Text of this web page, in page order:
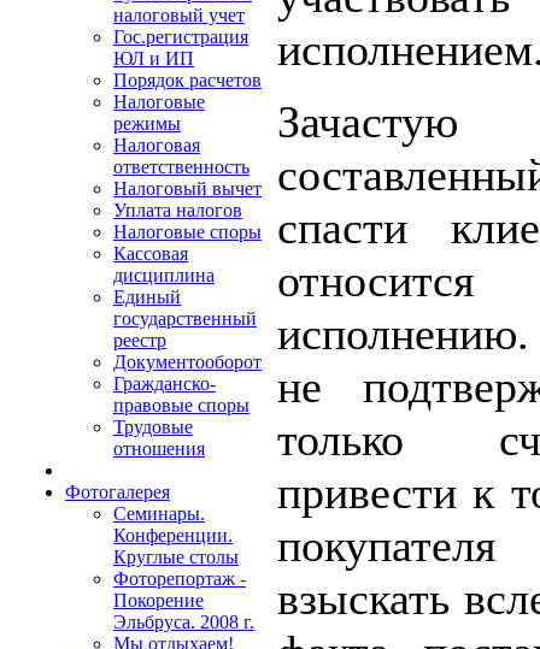
налоговый учет
Гос.регистрация
ЮЛ и ИП
Порядок расчетов
Налоговые
режимы
Налоговая
ответственность
Налоговый вычет
Уплата налогов
Налоговые споры
Кассовая
дисциплина
Единый
государственный
реестр
Документооборот
Гражданско-
правовые споры
Трудовые
отношения
Фотогалерея
Семинары.
Конференции.
Круглые столы
Фоторепортаж -
Покорение
Эльбруса. 2008 г.
Мы отдыхаем!
спасти
не
только
привести к
взыскать